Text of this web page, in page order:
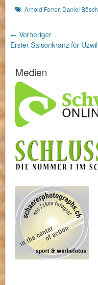
Schlagworte
Arnold Forrer, Daniel Bösch
Beitragsnavigation
← Vorheriger
Vorheriger
Erster Saisonkranz für Uzwil
Medien